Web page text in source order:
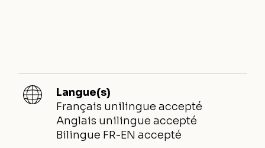
Langue(s)
Français unilingue accepté
Anglais unilingue accepté
Bilingue FR-EN accepté